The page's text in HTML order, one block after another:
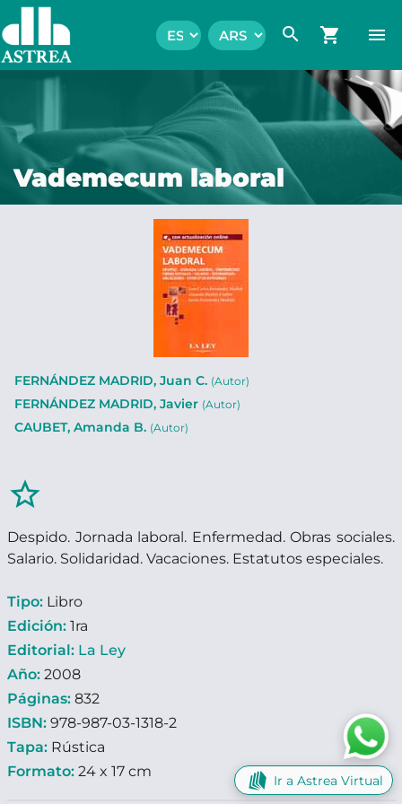
search shopping_cart menu
Vademecum laboral
FERNÁNDEZ MADRID, Juan C. (Autor)
FERNÁNDEZ MADRID, Javier (Autor)
CAUBET, Amanda B. (Autor)
star_border
Despido. Jornada laboral. Enfermedad. Obras sociales.
Salario. Solidaridad. Vacaciones. Estatutos especiales.
Tipo: Libro
Edición: 1ra
Editorial: La Ley
Año: 2008
Páginas: 832
ISBN: 978-987-03-1318-2
Tapa: Rústica
Formato: 24 x 17 cm
Ir a Astrea Virtual